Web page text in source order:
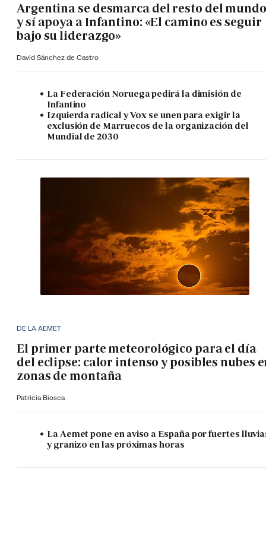
Argentina se desmarca del resto del mundo
y sí apoya a Infantino: «El camino es seguir
bajo su liderazgo»
David Sánchez de Castro
La Federación Noruega pedirá la dimisión de
Infantino
Izquierda radical y Vox se unen para exigir la
exclusión de Marruecos de la organización del
Mundial de 2030
DE LA AEMET
El primer parte meteorológico para el día
del eclipse: calor intenso y posibles nubes
zonas de montaña
Patricia Biosca
La Aemet pone en aviso a España por fuertes
y granizo en las próximas horas